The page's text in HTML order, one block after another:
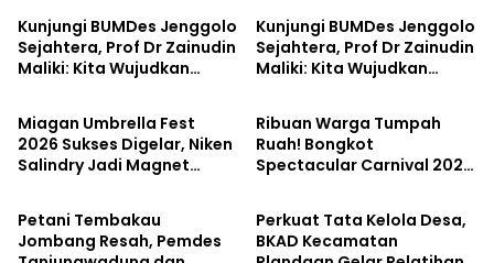
Kunjungi BUMDes Jenggolo
Sejahtera, Prof Dr Zainudin
Maliki: Kita Wujudkan
dengan Potensi Desa
Kunjungi BUMDes Jenggolo
Sejahtera, Prof Dr Zainudin
Maliki: Kita Wujudkan
dengan Potensi Desa
Pemerintahan
Miagan Umbrella Fest
2026 Sukses Digelar, Niken
Salindry Jadi Magnet
Pemerintahan
Ribuan Warga Tumpah
Ruah! Bongkot
Spectacular Carnival 2026
Pemerintahan
Petani Tembakau
Jombang Resah, Pemdes
Pemerintahan
Perkuat Tata Kelola Desa,
BKAD Kecamatan